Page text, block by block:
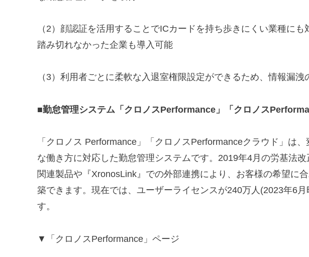
（2）顔認証を活用することでICカードを持ち歩きにくい業種に
踏み切れなかった企業も導入可能
（3）利用者ごとに柔軟な入退室権限設定ができるため、情報漏
■勤怠管理システム「クロノスPerformance」「クロノス
「クロノス Performance」「クロノスPerformanceクラウド」は
な働き方に対応した勤怠管理システムです。2019年4月の労基法
関連製品や『XronosLink』での外部連携により、お客様の希望に
築できます。現在では、ユーザーライセンスが240万人(2023年6
す。
▼「クロノスPerformance」ページ